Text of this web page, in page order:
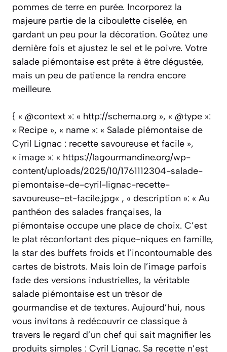
pommes de terre en purée. Incorporez la
majeure partie de la ciboulette ciselée, en
gardant un peu pour la décoration. Goûtez une
dernière fois et ajustez le sel et le poivre. Votre
salade piémontaise est prête à être dégustée,
mais un peu de patience la rendra encore
meilleure.
{ « @context »: « http://schema.org », « @type »:
« Recipe », « name »: « Salade piémontaise de
Cyril Lignac : recette savoureuse et facile »,
« image »: « https://lagourmandine.org/wp-
content/uploads/2025/10/1761112304-salade-
piemontaise-de-cyril-lignac-recette-
savoureuse-et-facile.jpg« , « description »: « Au
panthéon des salades françaises, la
piémontaise occupe une place de choix. C’est
le plat réconfortant des pique-niques en famille,
la star des buffets froids et l’incontournable des
cartes de bistrots. Mais loin de l’image parfois
fade des versions industrielles, la véritable
salade piémontaise est un trésor de
gourmandise et de textures. Aujourd’hui, nous
vous invitons à redécouvrir ce classique à
travers le regard d’un chef qui sait magnifier les
produits simples : Cyril Lignac. Sa recette n’est